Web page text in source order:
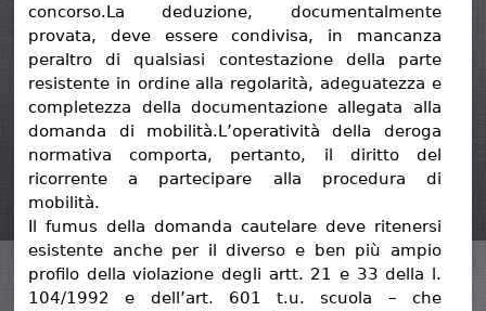
concorso.La deduzione, documentalmente
provata, deve essere condivisa, in mancanza
peraltro di qualsiasi contestazione della parte
resistente in ordine alla regolarità, adeguatezza e
completezza della documentazione allegata alla
domanda di mobilità.L’operatività della deroga
normativa comporta, pertanto, il diritto del
ricorrente a partecipare alla procedura di
mobilità.
Il fumus della domanda cautelare deve ritenersi
esistente anche per il diverso e ben più ampio
profilo della violazione degli artt. 21 e 33 della l.
104/1992 e dell’art. 601 t.u. scuola – che